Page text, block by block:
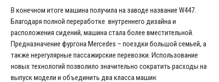
В конечном итоге машина получила на заводе название W447.
Благодаря полной переработке внутреннего дизайна и
расположения сидений, машина стала более вместительной.
Предназначение фургона Mercedes – поездки большой семьей, а
также нерегулярные пассажирские перевозки. Использование
новых технологий позволило значительно сократить расходы на
выпуск модели и объединить два класса машин: